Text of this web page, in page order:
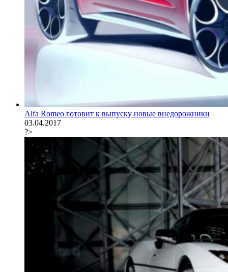
Alfa Romeo готовит к выпуску новые внедорожники
03.04.2017
?>